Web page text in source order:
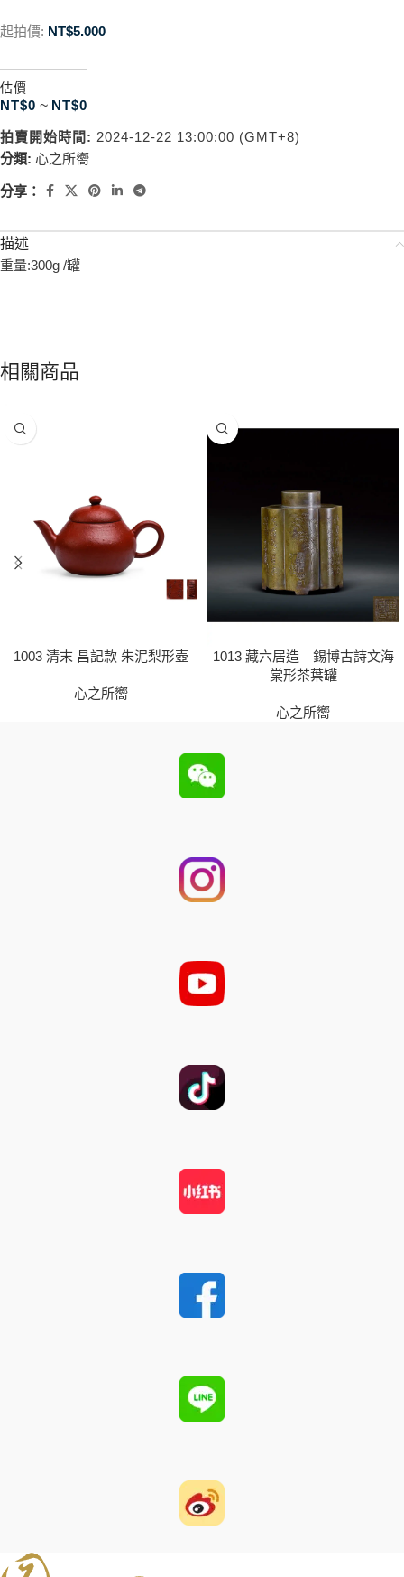
起拍價: NT$5.000
估價
NT$0 ~ NT$0
拍賣開始時間: 2024-12-22 13:00:00 (GMT+8)
分類: 心之所嚮
分享：
描述
重量:300g /罐
相關商品
1003 清末 昌記款 朱泥梨形壺
心之所嚮
1013 藏六居造 錫博古詩文海
棠形茶葉罐
心之所嚮